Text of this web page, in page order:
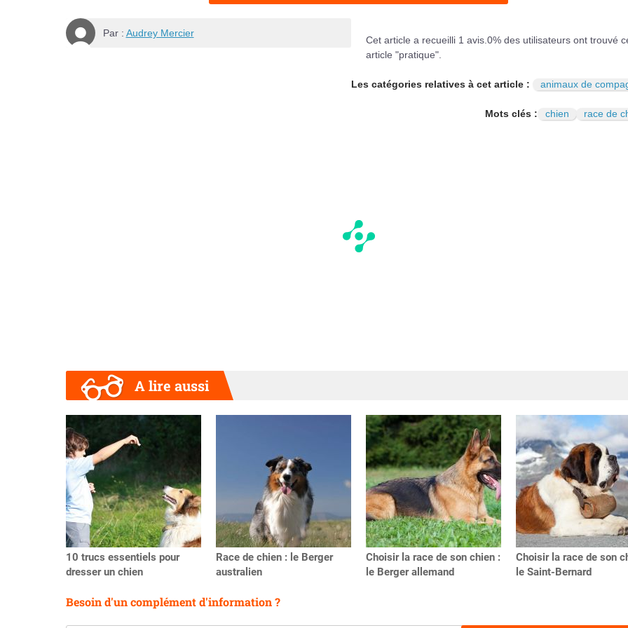
Par : Audrey Mercier
Cet article a recueilli 1 avis. 0% des utilisateurs ont trouvé
article "pratique".
Les catégories relatives à cet article : animaux de
Mots clés : chien race de
A lire aussi
10 trucs essentiels pour
dresser un chien
Race de chien : le Berger
australien
Choisir la race de son chien :
le Berger allemand
Choisir la race de son
le Saint-Bernard
Précédent
Besoin d'un complément d'information ?